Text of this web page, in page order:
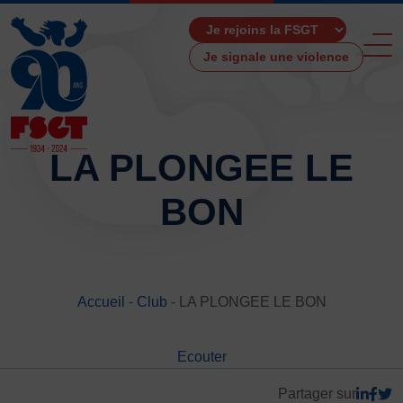
Je signale une violence
Les Boutiques F.S.G.T
LA PLONGEE LE
BON
Accueil - Club - LA PLONGEE LE BON
Ecouter
Partager sur